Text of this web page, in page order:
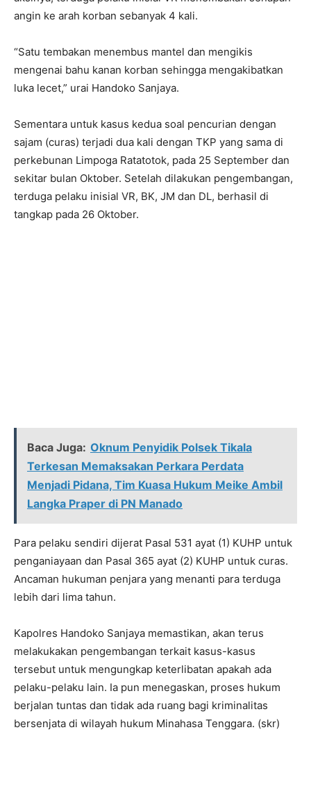
angin ke arah korban sebanyak 4 kali.
“Satu tembakan menembus mantel dan mengikis
mengenai bahu kanan korban sehingga mengakibatkan
luka lecet,” urai Handoko Sanjaya.
Sementara untuk kasus kedua soal pencurian dengan
sajam (curas) terjadi dua kali dengan TKP yang sama di
perkebunan Limpoga Ratatotok, pada 25 September dan
sekitar bulan Oktober. Setelah dilakukan pengembangan,
terduga pelaku inisial VR, BK, JM dan DL, berhasil di
tangkap pada 26 Oktober.
Baca Juga: Oknum Penyidik Polsek Tikala
Terkesan Memaksakan Perkara Perdata
Menjadi Pidana, Tim Kuasa Hukum Meike Ambil
Langka Praper di PN Manado
Para pelaku sendiri dijerat Pasal 531 ayat (1) KUHP untuk
penganiayaan dan Pasal 365 ayat (2) KUHP untuk curas.
Ancaman hukuman penjara yang menanti para terduga
lebih dari lima tahun.
Kapolres Handoko Sanjaya memastikan, akan terus
melakukakan pengembangan terkait kasus-kasus
tersebut untuk mengungkap keterlibatan apakah ada
pelaku-pelaku lain. Ia pun menegaskan, proses hukum
berjalan tuntas dan tidak ada ruang bagi kriminalitas
bersenjata di wilayah hukum Minahasa Tenggara. (skr)